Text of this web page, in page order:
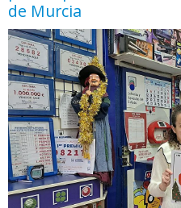
de Murcia